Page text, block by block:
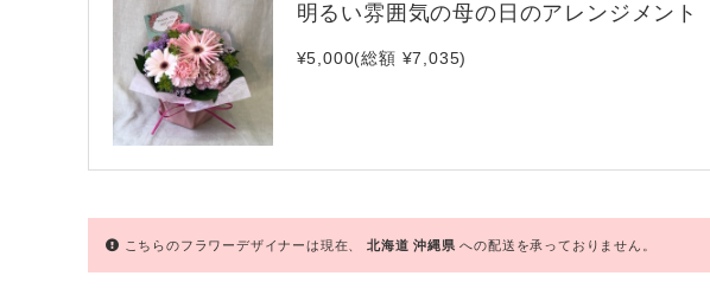
明るい雰囲気の母の日のアレンジメント
¥5,000(総額 ¥7,035)
こちらのフラワーデザイナーは現在、北海道沖縄県への配送を承っておりません。